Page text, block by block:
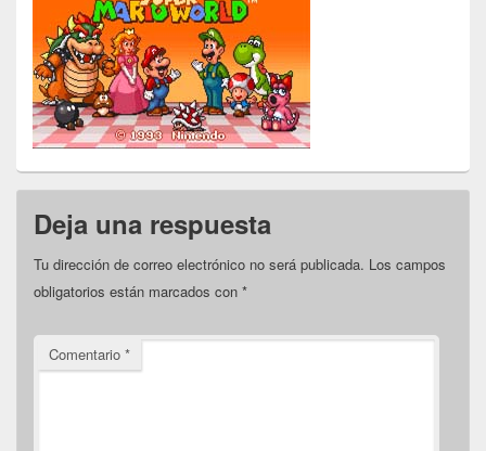
Deja una respuesta
Tu dirección de correo electrónico no será publicada. Los campos
obligatorios están marcados con *
Comentario *